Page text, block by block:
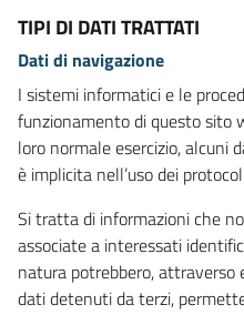
TIPI DI DATI TRATTATI
Dati di navigazione
I sistemi informatici e le
funzionamento di questo sito
loro normale esercizio, alcuni
è implicita nell’uso dei
Si tratta di informazioni che
associate a interessati
natura potrebbero, attraverso
dati detenuti da terzi,